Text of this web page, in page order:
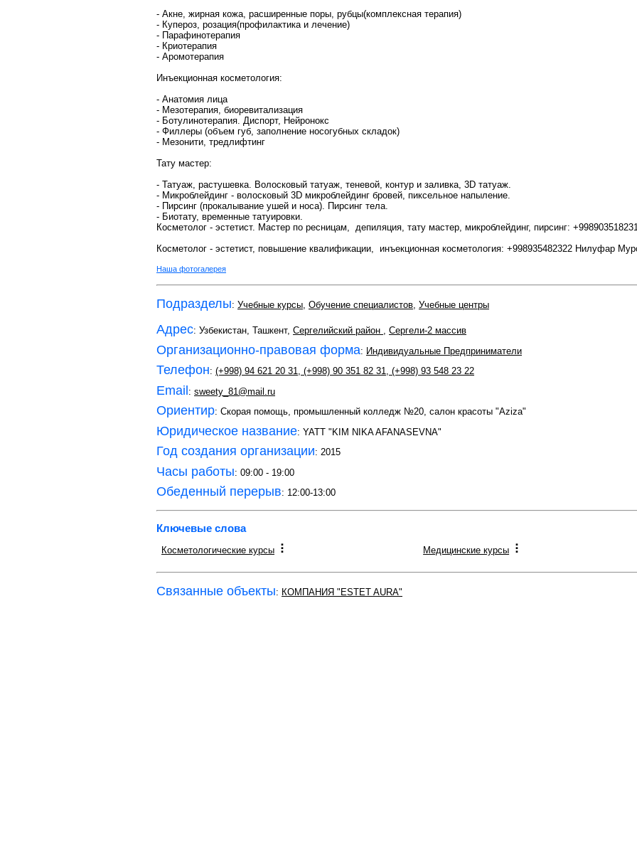
- Акне, жирная кожа, расширенные поры, рубцы(комплексная терапия)
- Купероз, розация(профилактика и лечение)
- Парафинотерапия
- Криотерапия
- Аромотерапия
Инъекционная косметология:
- Анатомия лица
- Мезотерапия, биоревитализация
- Ботулинотерапия. Диспорт, Нейронокс
- Филлеры (объем губ, заполнение носогубных складок)
- Мезонити, тредлифтинг
Тату мастер:
- Татуаж, растушевка. Волосковый татуаж, теневой, контур и заливка, 3D татуаж.
- Микроблейдинг - волосковый 3D микроблейдинг бровей, пиксельное напыление.
- Пирсинг (прокалывание ушей и носа). Пирсинг тела.
- Биотату, временные татуировки.
Косметолог - эстетист. Мастер по ресницам, депиляция, тату мастер, микроблейдинг, пирсинг:
Косметолог - эстетист, повышение квалификации, инъекционная косметология: +998935482322 Нилуфар
Наша фотогалерея
Подразделы: Учебные курсы, Обучение специалистов, Учебные центры
Адрес: Узбекистан, Ташкент, Сергелийский район , Сергели-2 массив
Организационно-правовая форма: Индивидуальные Предприниматели
Телефон: (+998) 94 621 20 31, (+998) 90 351 82 31, (+998) 93 548 23 22
Email: sweety_81@mail.ru
Ориентир: Скорая помощь, промышленный колледж №20, салон красоты "Aziza"
Юридическое название: YATT "KIM NIKA AFANASEVNA"
Год создания организации: 2015
Часы работы: 09:00 - 19:00
Обеденный перерыв: 12:00-13:00
Ключевые слова
Косметологические курсы Медицинские курсы
Связанные объекты: КОМПАНИЯ "ESTET AURA"